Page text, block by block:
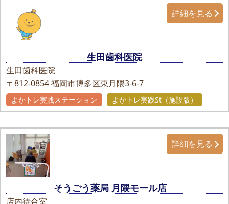
生田歯科医院
生田歯科医院
〒812-0854福岡市博多区東月隈3-6-7
詳細を見る
よかトレ実践ステーション よかトレ実践St（施設版）
そうごう薬局 月隈モール店
店内待合室
詳細を見る